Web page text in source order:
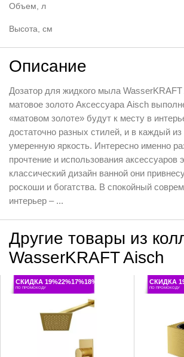
Объем, л
Высота, см
Описание
Дозатор для жидкого мыла
матовое золото Аксессуара Aisch
«матовом золоте» будут к месту в
достаточно разных стилей, и в каждый
умеренную яркость. Интересно именно
прочтение и использования аксессуаров
классический дизайн ванной они
роскоши и богатства. В спокойный
интерьер – ...
Другие товары из
WasserKRAFT Aisch
СКИДКА 19%22%17%18%
ПО ПРОМОКОДУ
СКИДКА
ПО ПРОМОКОДУ